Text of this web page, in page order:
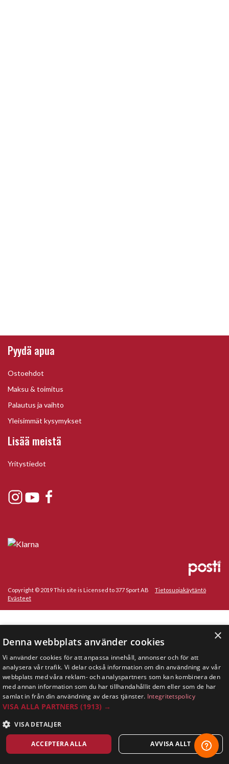
Pyydä apua
Ostoehdot
Maksu & toimitus
Palautus ja vaihto
Yleisimmät kysymykset
Lisää meistä
Yritystiedot
Copyright © 2019 This site is Licensed to 377 Sport AB
Tietosuojakäytäntö
Evästeet
×
Denna webbplats använder cookies
Vi använder cookies för att anpassa innehåll, annonser och för att
analysera vår trafik. Vi delar också information om din användning av vår
webbplats med våra reklam- och analyspartners som kan kombinera den
med annan information som du har tillhandahållit dem eller som de har
samlat in från din användning av deras tjänster. Integritetspolicy
VISA ALLA PARTNERS (1913) →
VISA DETALJER
ACCEPTERA ALLA AVVISA ALLT